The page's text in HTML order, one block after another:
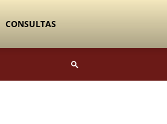
CONSULTAS